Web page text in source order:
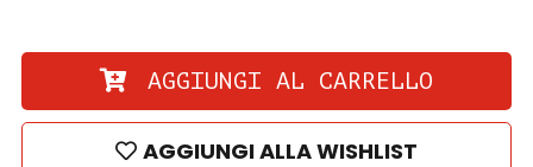
AGGIUNGI AL CARRELLO
AGGIUNGI ALLA WISHLIST